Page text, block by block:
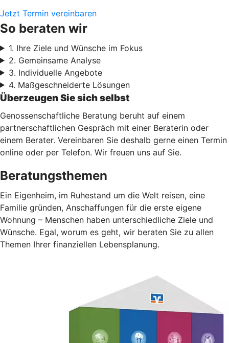
Jetzt Termin vereinbaren
So beraten wir
1. Ihre Ziele und Wünsche im Fokus
2. Gemeinsame Analyse
3. Individuelle Angebote
4. Maßgeschneiderte Lösungen
Überzeugen Sie sich selbst
Genossenschaftliche Beratung beruht auf einem
partnerschaftlichen Gespräch mit einer Beraterin oder
einem Berater. Vereinbaren Sie deshalb gerne einen Termin
online oder per Telefon. Wir freuen uns auf Sie.
Beratungsthemen
Ein Eigenheim, im Ruhestand um die Welt reisen, eine
Familie gründen, Anschaffungen für die erste eigene
Wohnung – Menschen haben unterschiedliche Ziele und
Wünsche. Egal, worum es geht, wir beraten Sie zu allen
Themen Ihrer finanziellen Lebensplanung.